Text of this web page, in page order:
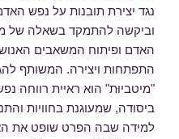
נגד יצירת תובנות על נפש
וביקשה להתמקד בשאלה של
האדם ופיתוח המשאבים
התפתחות ויצירה. המשותף
"מיטביוּת" הוא ראיית רווחה
ביסודה, שמעוגנת בחוויות
למידה שבה הפרט שופט את